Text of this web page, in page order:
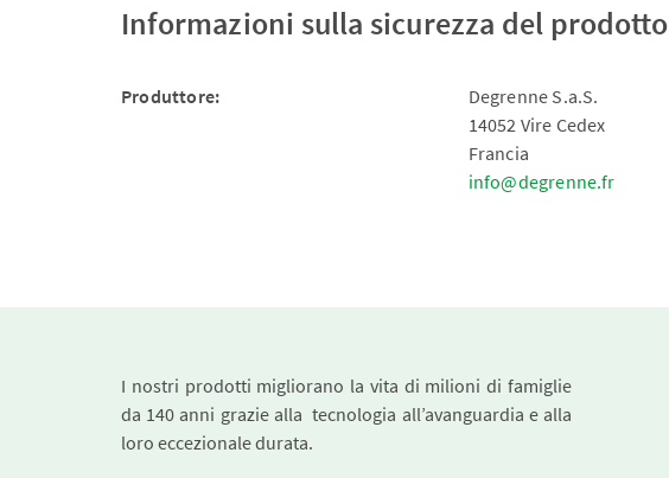
Informazioni sulla sicurezza del prodotto
Produttore:
Degrenne S.a.S.
14052 Vire Cedex
Francia
info@degrenne.fr
I nostri prodotti migliorano la vita di milioni di famiglie
da 140 anni grazie alla tecnologia all’avanguardia e alla
loro eccezionale durata.